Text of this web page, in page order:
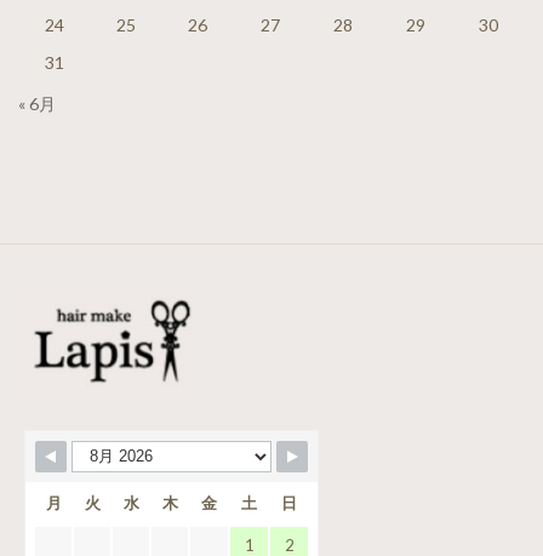
24
25 26 27 28 29
30
31
« 6月
月 火 水 木 金 土 日
1 2